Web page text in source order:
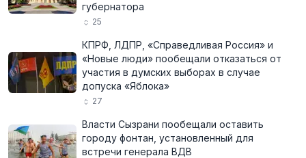
губернатора
25
КПРФ, ЛДПР, «Справедливая Россия» и
«Новые люди» пообещали отказаться от
участия в думских выборах в случае
допуска «Яблока»
27
Власти Сызрани пообещали оставить
городу фонтан, установленный для
встречи генерала ВДВ